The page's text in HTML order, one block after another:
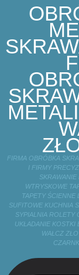
FIRMA OBRÓBKA
I FIRMY
WTRYSKOWE
TAPETY ŚCIENNE
SUFITOWE KUCHNIA
SYPIALNIA ROLETY
UKŁADANIE KOSTKI
WAŁCZ